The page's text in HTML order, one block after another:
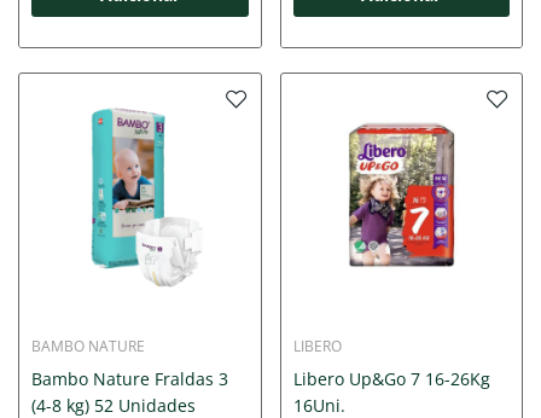
BAMBO NATURE
Bambo Nature Fraldas 3
(4-8 kg) 52 Unidades
LIBERO
Libero Up&Go 7 16-26Kg
16Uni.